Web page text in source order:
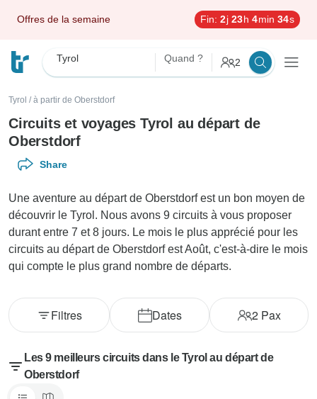
Offres de la semaine Fin: 2j 23h 4min 33s
Tyrol Quand ? 2
Tyrol / à partir de Oberstdorf
Circuits et voyages Tyrol au départ de
Oberstdorf
Share
Une aventure au départ de Oberstdorf est un bon moyen de
découvrir le Tyrol. Nous avons 9 circuits à vous proposer
durant entre 7 et 8 jours. Le mois le plus apprécié pour les
circuits au départ de Oberstdorf est Août, c'est-à-dire le mois
qui compte le plus grand nombre de départs.
Dates 2Pax
Filtres
Les 9 meilleurs circuits dans le Tyrol au départ de
Oberstdorf